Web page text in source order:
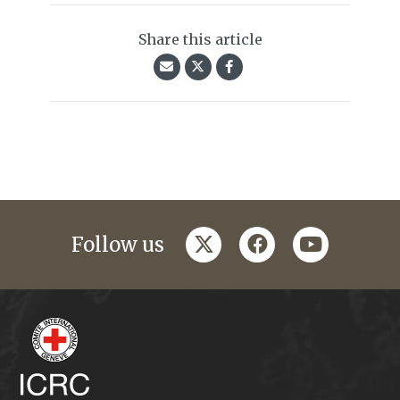
Share this article
Follow us twitterfacebookyoutube